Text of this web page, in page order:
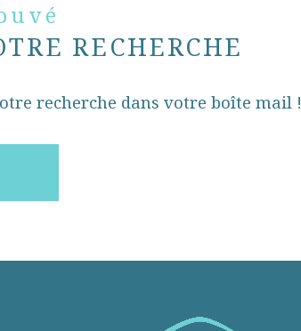
RECHERCHE
recherche dans votre boîte mail !